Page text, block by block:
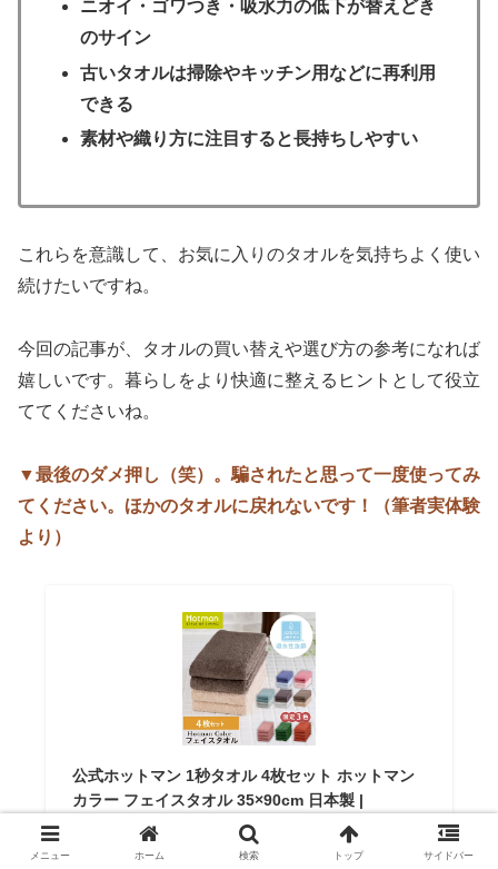
ニオイ・ゴワつき・吸水力の低下が替えどき
のサイン
古いタオルは掃除やキッチン用などに再利用
できる
素材や織り方に注目すると長持ちしやすい
これらを意識して、お気に入りのタオルを気持ちよく使い
続けたいですね。
今回の記事が、タオルの買い替えや選び方の参考になれば
嬉しいです。暮らしをより快適に整えるヒントとして役立
ててくださいね。
▼最後のダメ押し（笑）。騙されたと思って一度使ってみ
てください。ほかのタオルに戻れないです！（筆者実体験
より）
公式ホットマン 1秒タオル 4枚セット ホットマン
カラー フェイスタオル 35×90cm 日本製 |
Hotman 定番 人気 ギフト まとめ買い アソート カ
ラー 浴用 手拭い 無地 おしゃれ セット 赤ちゃん
メニュー ホーム 検索 トップ サイドバー